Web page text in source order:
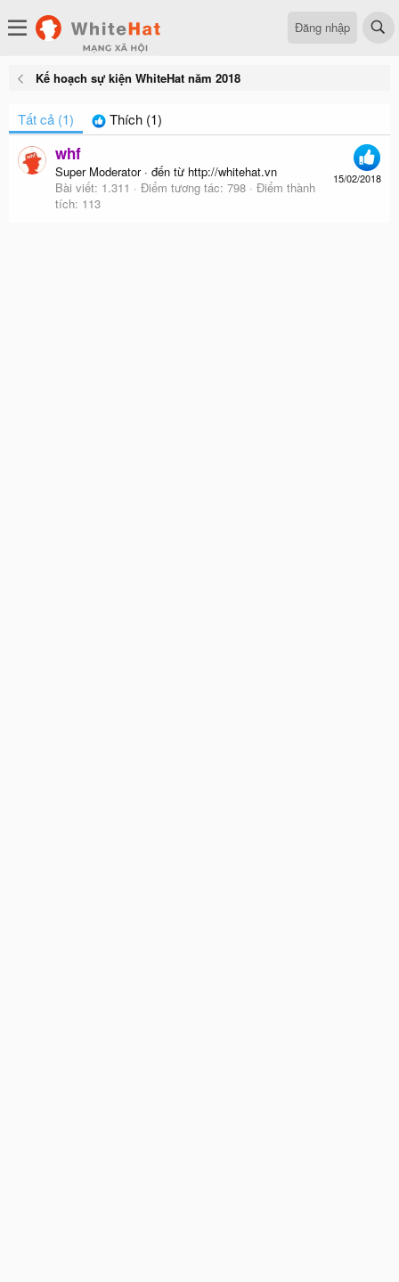
Đăng nhập
Kế hoạch sự kiện WhiteHat năm 2018
Tất cả (1) Thích (1)
15/02/2018
whf
Super Moderator · đến từ http://whitehat.vn
Bài viết 1.311 Điểm tương tác 798
Điểm thành
tích 113